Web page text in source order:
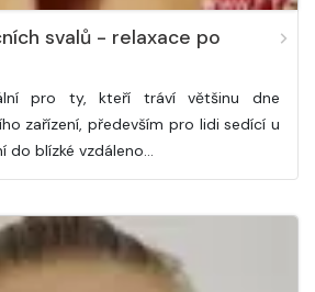
svalů - relaxace po
pro ty, kteří tráví většinu dne
zařízení, především pro lidi sedící u
do blízké vzdáleno…